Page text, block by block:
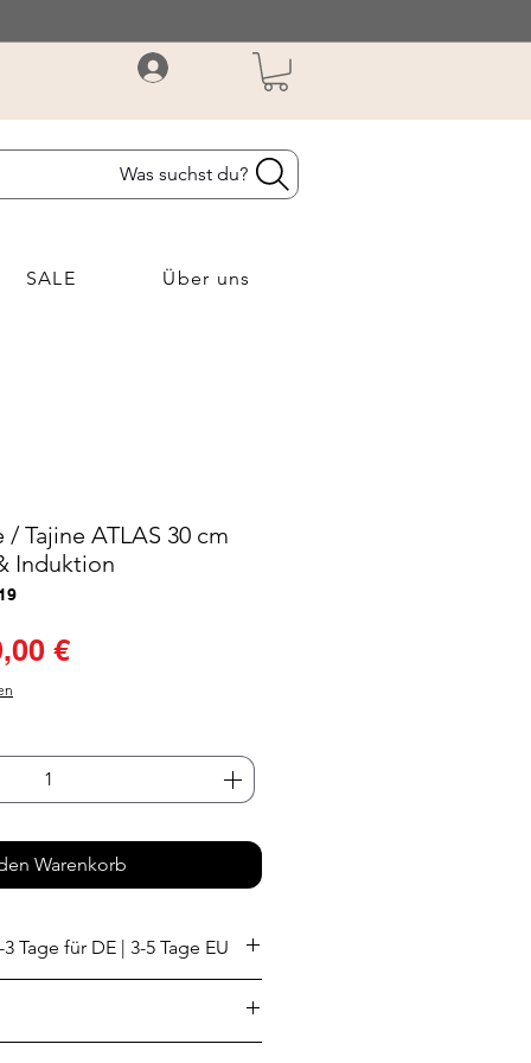
Was suchst du?
SALE Über uns
/ Tajine ATLAS 30 cm
Induktion
€Sale-
Warenkorb
Tage für DE | 3-5 Tage EU